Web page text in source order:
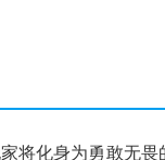
将化身为勇敢无畏